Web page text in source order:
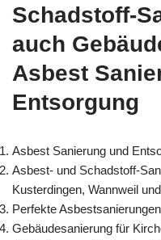
Schadstoff-
auch
Asbest
Entsorgung
Asbest Sanierung und
Asbest- und Schadstoff-
Kusterdingen, Wannweil
Perfekte Asbestsanierungen
Gebäudesanierung für